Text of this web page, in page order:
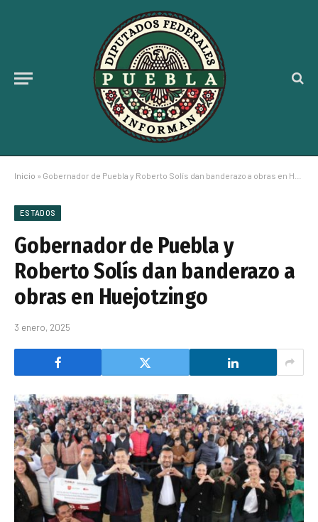
Inicio » Gobernador de Puebla y Roberto Solís dan banderazo a obras en Huejotzingo
ESTADOS
Gobernador de Puebla y
Roberto Solís dan banderazo a
obras en Huejotzingo
3 enero, 2025